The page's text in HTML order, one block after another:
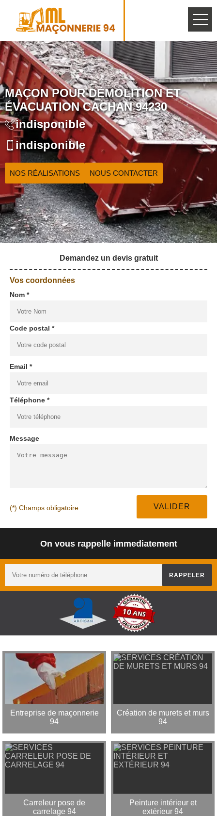
MAÇON POUR DÉMOLITION ET
ÉVACUATION CACHAN 94230
indisponible
indisponible
NOS RÉALISATIONS NOUS CONTACTER
Demandez un devis gratuit
Vos coordonnées
Nom *
Code postal *
Email *
Téléphone *
Message
(*) Champs obligatoire
On vous rappelle immediatement
Entreprise de maçonnerie
94
Création de murets et murs
94
Carreleur pose de
carrelage 94
Peinture intérieur et
extérieur 94